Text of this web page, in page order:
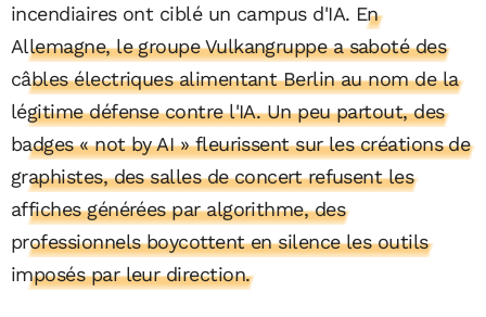
incendiaires ont ciblé un campus d'IA. En
Allemagne, le groupe Vulkangruppe a saboté des
câbles électriques alimentant Berlin au nom de la
légitime défense contre l'IA. Un peu partout, des
badges « not by AI » fleurissent sur les créations de
graphistes, des salles de concert refusent les
affiches générées par algorithme, des
professionnels boycottent en silence les outils
imposés par leur direction.